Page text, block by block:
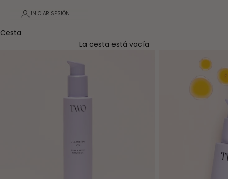
INICIAR SESIÓN
Cesta
La cesta está vacía